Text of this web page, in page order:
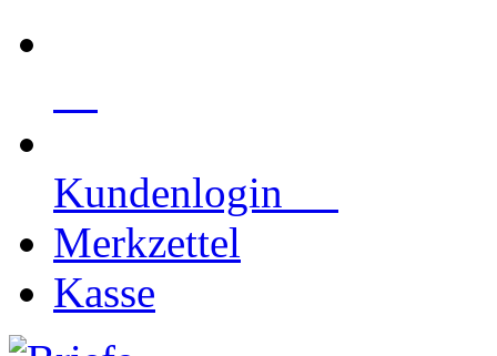
Kundenlogin
Merkzettel
Kasse